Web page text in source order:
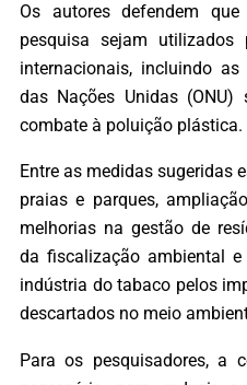
Os autores defendem
pesquisa sejam utilizados
internacionais, incluindo
das Nações Unidas
combate à poluição plástica.
Entre as medidas sugeridas
praias e parques,
melhorias na gestão de
da fiscalização ambiental
indústria do tabaco pelos
descartados no meio
Para os pesquisadores, a